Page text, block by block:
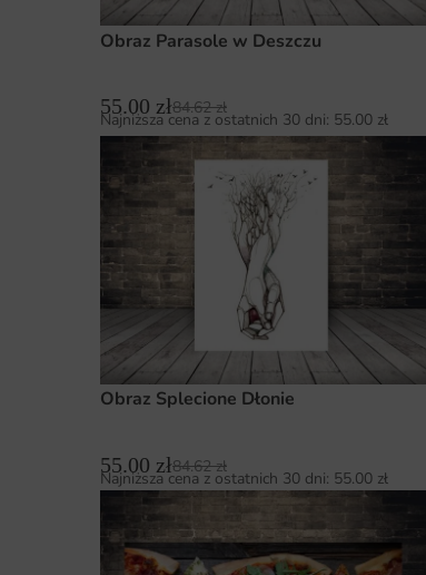
Obraz Parasole w Deszczu
55.00 zł84.62zł
Najniższa cena z ostatnich 30 dni: 55.00 zł
Obraz Splecione Dłonie
55.00 zł84.62zł
Najniższa cena z ostatnich 30 dni: 55.00 zł